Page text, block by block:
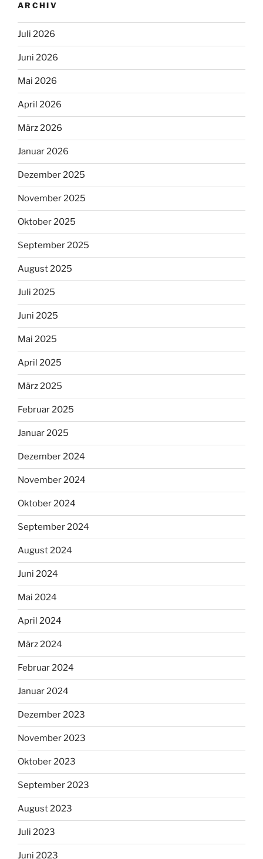
ARCHIV
Juli 2026
Juni 2026
Mai 2026
April 2026
März 2026
Januar 2026
Dezember 2025
November 2025
Oktober 2025
September 2025
August 2025
Juli 2025
Juni 2025
Mai 2025
April 2025
März 2025
Februar 2025
Januar 2025
Dezember 2024
November 2024
Oktober 2024
September 2024
August 2024
Juni 2024
Mai 2024
April 2024
März 2024
Februar 2024
Januar 2024
Dezember 2023
November 2023
Oktober 2023
September 2023
August 2023
Juli 2023
Juni 2023